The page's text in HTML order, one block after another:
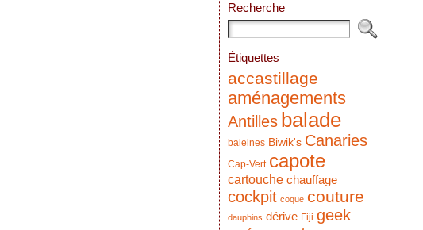
Recherche
Étiquettes
accastillage
aménagements
Antilles balade
baleines Biwik's Canaries
Cap-Vert capote
cartouche chauffage
cockpit coque couture
dauphins dérive Fiji geek